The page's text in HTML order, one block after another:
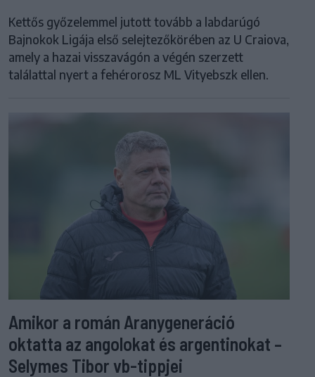
Kettős győzelemmel jutott tovább a labdarúgó
Bajnokok Ligája első selejtezőkörében az U Craiova,
amely a hazai visszavágón a végén szerzett
találattal nyert a fehérorosz ML Vityebszk ellen.
Amikor a román Aranygeneráció
oktatta az angolokat és argentinokat –
Selymes Tibor vb-tippjei